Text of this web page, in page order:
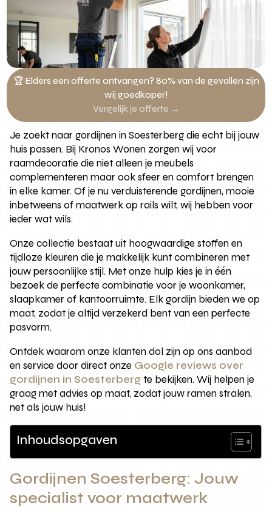
🏆 Elders een offerte ontvangen? 80% van de gevallen zijn
wij goedkoper!
Vergelijk je offerte →
Je zoekt naar gordijnen in Soesterberg die echt bij jouw
huis passen. Bij Kronos Wonen zorgen wij voor
raamdecoratie die niet alleen je meubels
complementeren maar ook sfeer en comfort brengen
in elke kamer. Of je nu verduisterende gordijnen, mooie
inbetweens of maatwerk op rails wilt, wij hebben voor
ieder wat wils.
Onze collectie bestaat uit hoogwaardige stoffen en
tijdloze kleuren die je makkelijk kunt combineren met
jouw persoonlijke stijl. Met onze hulp kies je in één
bezoek de perfecte combinatie voor je woonkamer,
slaapkamer of kantoorruimte. Elk gordijn bieden we op
maat, zodat je altijd verzekerd bent van een perfecte
pasvorm.
Ontdek waarom onze klanten dol zijn op ons aanbod
en service door direct onze Google reviews over
gordijnen in Soesterberg te bekijken. Wij helpen je
graag met advies op maat, zodat jouw ramen stralen,
net als jouw huis!
Inhoudsopgaven
Gordijnen Soesterberg: Jouw
specialist voor maatwerk